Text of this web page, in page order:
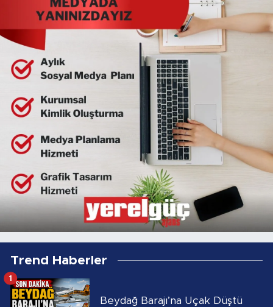
Trend Haberler
Beydağ Barajı’na Uçak Düştü
1